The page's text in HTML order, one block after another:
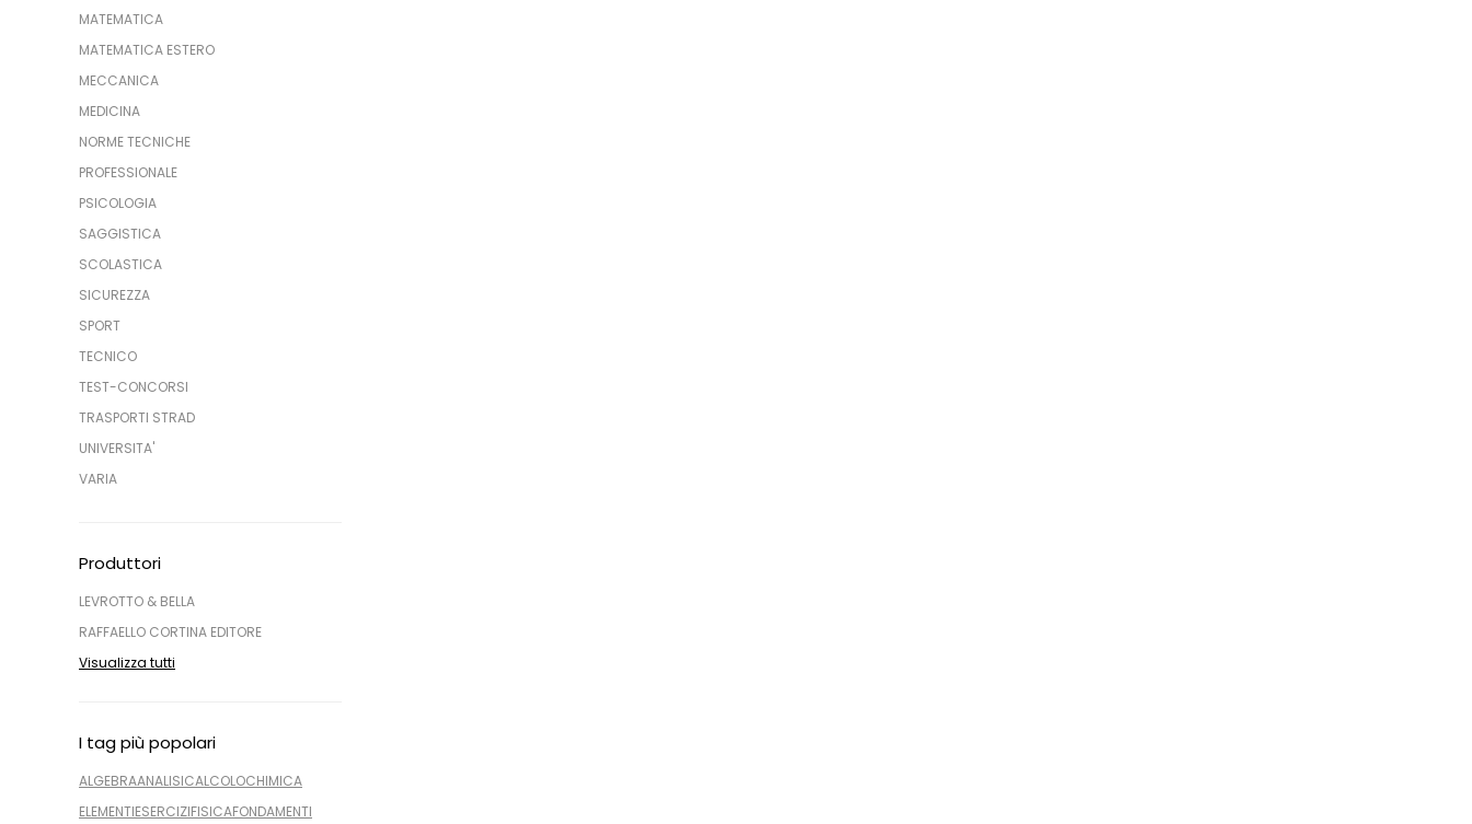
MATEMATICA
MATEMATICA ESTERO
MECCANICA
MEDICINA
NORME TECNICHE
PROFESSIONALE
PSICOLOGIA
SAGGISTICA
SCOLASTICA
SICUREZZA
SPORT
TECNICO
TEST-CONCORSI
TRASPORTI STRAD
UNIVERSITA'
VARIA
Produttori
LEVROTTO & BELLA
RAFFAELLO CORTINA EDITORE
Visualizza tutti
I tag più popolari
ALGEBRAANALISICALCOLOCHIMICA
ELEMENTIESERCIZIFISICAFONDAMENTI